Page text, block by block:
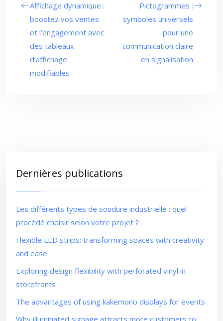
Affichage dynamique :
boostez vos ventes
et l’engagement avec
des tableaux
d’affichage
modifiables
Pictogrammes :
symboles universels
pour une
communication claire
en signalisation
Dernières publications
Les différents types de soudure industrielle : quel
procédé choisir selon votre projet ?
Flexible LED strips: transforming spaces with creativity
and ease
Exploring design flexibility with perforated vinyl in
storefronts
The advantages of using kakemono displays for events
Why illuminated signage attracts more customers to